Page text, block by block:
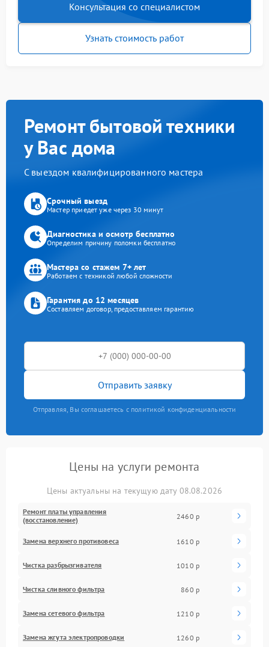
Консультация со специалистом
Узнать стоимость работ
Ремонт бытовой техники
у Вас дома
С выездом квалифицированного мастера
Срочный выезд
Мастер приедет уже через 30 минут
Диагностика и осмотр бесплатно
Определим причину поломки бесплатно
Мастера со стажем 7+ лет
Работаем с техникой любой сложности
Гарантия до 12 месяцев
Составляем договор, предоставляем гарантию
Отправить заявку
Отправляя, Вы соглашаетесь с политикой конфиденциальности
Цены на услуги ремонта
Цены актуальны на текущую дату 08.08.2026
Ремонт платы управления
(восстановление)
2460 р
Замена верхнего противовеса 1610 р
Чистка разбрызгивателя 1010 р
Чистка сливного фильтра 860 р
Замена сетевого фильтра 1210 р
Замена жгута электропроводки 1260 р